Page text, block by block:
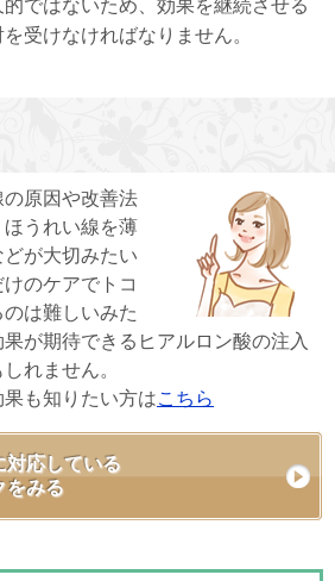
ではないため、効果を継続させる
受けなければなりません。
原因や改善法
うれい線を薄
が大切みたい
のケアでトコ
のは難しいみた
が期待できるヒアルロン酸の注入
れません。
も知りたい方はこちら
対応している
をみる